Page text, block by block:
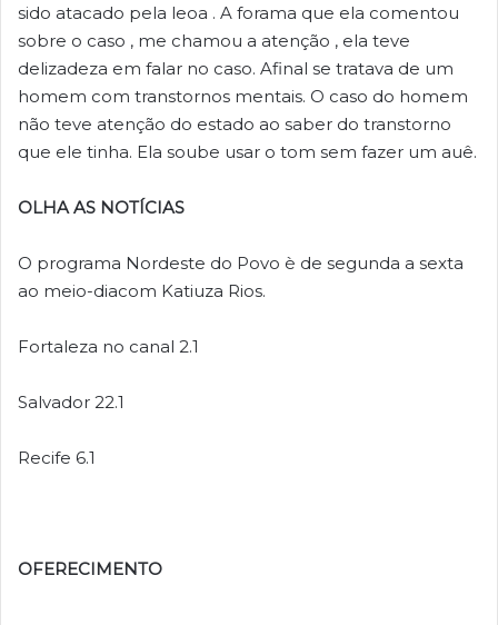
sido atacado pela leoa . A forama que ela comentou
sobre o caso , me chamou a atenção , ela teve
delizadeza em falar no caso. Afinal se tratava de um
homem com transtornos mentais. O caso do homem
não teve atenção do estado ao saber do transtorno
que ele tinha. Ela soube usar o tom sem fazer um auê.
OLHA AS NOTÍCIAS
O programa Nordeste do Povo è de segunda a sexta
ao meio-diacom Katiuza Rios.
Fortaleza no canal 2.1
Salvador 22.1
Recife 6.1
OFERECIMENTO